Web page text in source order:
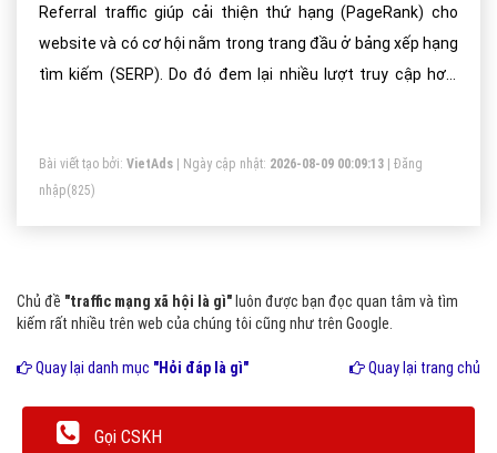
Referral traffic giúp cải thiện thứ hạng (PageRank) cho
website và có cơ hội nằm trong trang đầu ở bảng xếp hạng
tìm kiếm (SERP). Do đó đem lại nhiều lượt truy cập hơn.
khách hàng mục tiêu
Bài viết tạo bởi: VietAds | Ngày cập nhật: 2026-08-09 00:09:13
Đăng
nhập(825)
Chủ đề "traffic mạng xã hội là gì" luôn được bạn đọc quan tâm và tìm
kiếm rất nhiều trên web của chúng tôi cũng như trên Google.
Quay lại danh mục "Hỏi đáp là gì" Quay lại trang chủ
Gọi CSKH